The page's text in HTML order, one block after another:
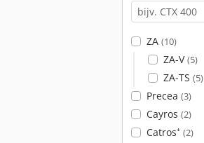
ZA (10)
ZA-V(5)
ZA-TS (5)
Precea (3)
Cayros (2)
Catros⁺ (2)